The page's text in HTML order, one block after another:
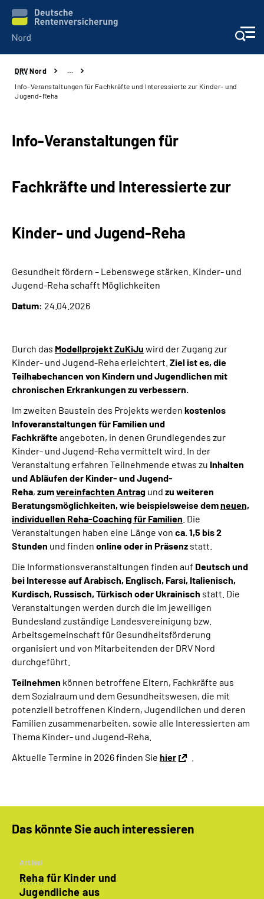
Aktuelles
Beratung und Kontakt
Über uns
Online-Services
Inhalte in Gebärdensprache (DGS)
Suche
Mein Kundenportal
DRV Nord
…
Info-Veranstaltungen für Fachkräfte und Interessierte zur Kinder- und
Jugend-Reha
Info-Veranstaltungen für
Fachkräfte und Interessierte zur
Kinder- und Jugend-Reha
Gesundheit fördern – Lebenswege stärken. Kinder- und
Jugend-Reha schafft Möglichkeiten
Datum: 24.04.2026
Durch das Modellprojekt ZuKiJu wird der Zugang zur
Kinder- und Jugend-Reha erleichtert. Ziel ist es, die
Teilhabechancen von Kindern und Jugendlichen mit
chronischen Erkrankungen zu verbessern.
Im zweiten Baustein des Projekts werden kostenlos
Infoveranstaltungen für Familien und
Fachkräfteangeboten, in denen Grundlegendes zur
Kinder- und Jugend-Reha vermittelt wird. In der
Veranstaltung erfahren Teilnehmende etwas zu Inhalten
und Abläufen der Kinder- und Jugend-
Reha, zumvereinfachten Antrag und zu weiteren
Beratungsmöglichkeiten, wie beispielsweise demneuen,
individuellen Reha-Coaching für Familien . Die
Veranstaltungen haben eine Länge von ca. 1,5 bis 2
Stunden und finden online oder in Präsenz statt.
Die Informationsveranstaltungen finden auf Deutsch und
bei Interesse auf Arabisch, Englisch, Farsi, Italienisch,
Kurdisch, Russisch, Türkisch oder Ukrainisch statt. Die
Veranstaltungen werden durch die im jeweiligen
Bundesland zuständige Landesvereinigung bzw.
Arbeitsgemeinschaft für Gesundheitsförderung
organisiert und von Mitarbeitenden der DRV Nord
durchgeführt.
Teilnehmen können betroffene Eltern, Fachkräfte aus
dem Sozialraum und dem Gesundheitswesen, die mit
potenziell betroffenen Kindern, Jugendlichen und deren
Familien zusammenarbeiten, sowie alle Interessierten am
Thema Kinder- und Jugend-Reha.
Aktuelle Termine in 2026 finden Sie hier
Das könnte Sie auch interessieren
Artikel
Reha für Kinder und
Jugendliche aus